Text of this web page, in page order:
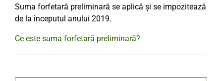
Suma forfetară preliminară se aplică și se impozitează
de la începutul anului 2019.
Ce este suma forfetară preliminară?